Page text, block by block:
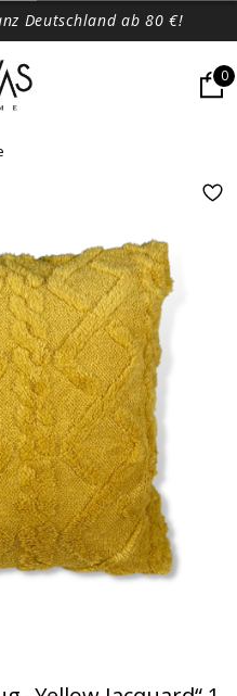
Deutschland ab 80 €!
0